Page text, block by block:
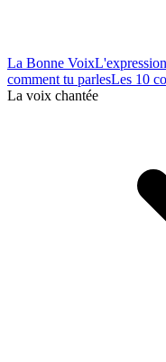
La Bonne Voix
comment tu parlesLes 10
La voix chantée